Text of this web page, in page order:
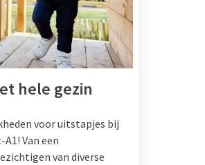
hele gezin
voor uitstapjes bij
Van een
van diverse